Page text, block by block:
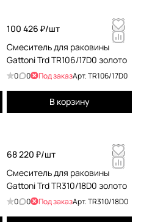
100 426 ₽/шт
Смеситель для раковины
Gattoni Trd TR106/17D0 золото
0 0 Под заказАрт.TR106/17D0
В корзину
68 220 ₽/шт
Смеситель для раковины
Gattoni Trd TR310/18D0 золото
0 0 Под заказАрт.TR310/18D0